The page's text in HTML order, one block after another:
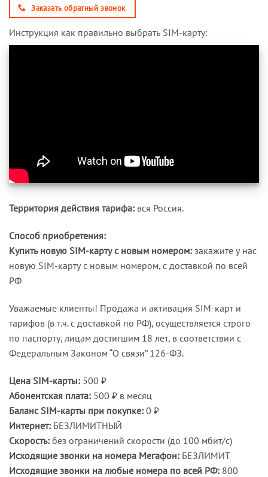
Заказать обратный звонок
Инструкция как правильно выбрать SIM-карту:
Территория действия тарифа: вся Россия.
Способ приобретения:
Купить новую SIM-карту с новым номером: закажите у нас
новую SIM-карту с новым номером, с доставкой по всей
РФ
Уважаемые клиенты! Продажа и активация SIM-карт и
тарифов (в т.ч. с доставкой по РФ), осуществляется строго
по паспорту, лицам достигшим 18 лет, в соответствии с
Федеральным Законом “О связи” 126-ФЗ.
Цена SIM-карты: 500 ₽
Абонентская плата: 500 ₽ в месяц
Баланс SIM-карты при покупке: 0 ₽
Интернет: БЕЗЛИМИТНЫЙ
Скорость: без ограничений скорости (до 100 мбит/с)
Исходящие звонки на номера Мегафон: БЕЗЛИМИТ
Исходящие звонки на любые номера по всей РФ: 800